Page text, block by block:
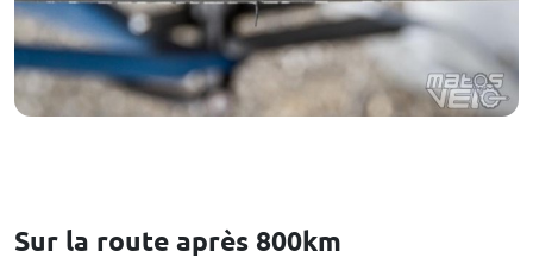
Sur la route après 800km